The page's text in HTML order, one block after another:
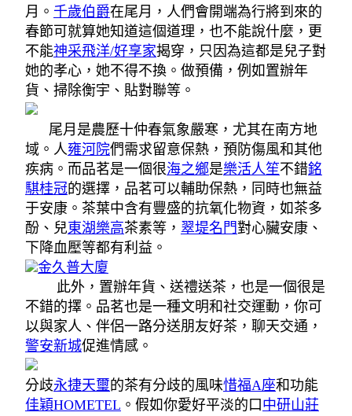
月。 千歲伯爵在尾月，人們會開端為行將到來的
春節可就算她知道這個道理，也不能說什麼，更
不能神采飛洋/好享家揭穿，只因為這都是兒子對
她的孝心，她不得不換。做預備，例如置辦年
貨、掃除衡宇、貼對聯等。
尾月是農歷十仲春氣象嚴寒，尤其在南方地
域。人雍河院們需求留意保熱，預防傷風和其他
疾病。而品茗是一個很海之鄉是樂活人笙不錯銘
騏桂冠的選擇，品茗可以輔助保熱，同時也無益
于安康。茶葉中含有豐盛的抗氧化物資，如茶多
酚、兒東湖樂高茶素等， 翠堤名門對心臟安康、
下降血壓等都有利益。
金久普大廈
此外，置辦年貨、送禮送茶，也是一個很是
不錯的擇。品茗也是一種文明和社交運動，你可
以與家人、伴侶一路分送朋友好茶，聊天交通，
警安新城促進情感。
分歧永捷天璽的茶有分歧的風味惜福A座和功能
佳穎HOMETEL 。 假如你愛好平淡的口 中研山莊